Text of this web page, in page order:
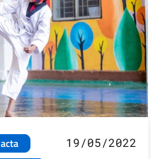
19/05/2022